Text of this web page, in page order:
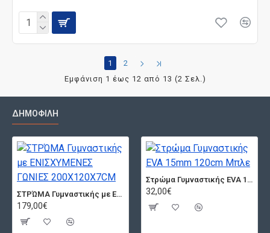
1
2
Εμφάνιση 1 έως 12 από 13 (2 Σελ.)
ΔΗΜΟΦΙΛΉ
ΣΤΡΏΜΑ Γυμναστικής με ΕΝΙΣΧΥΜΕΝΕΣ ΓΩΝΙΕΣ 200X120X7CM
179,00€
Στρώμα Γυμναστικής EVA 15mm 120cm Μπλε
32,00€